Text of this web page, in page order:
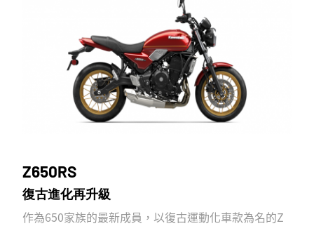
Z650RS
復古進化再升級
作為650家族的最新成員，以復古運動化車款為名的Z